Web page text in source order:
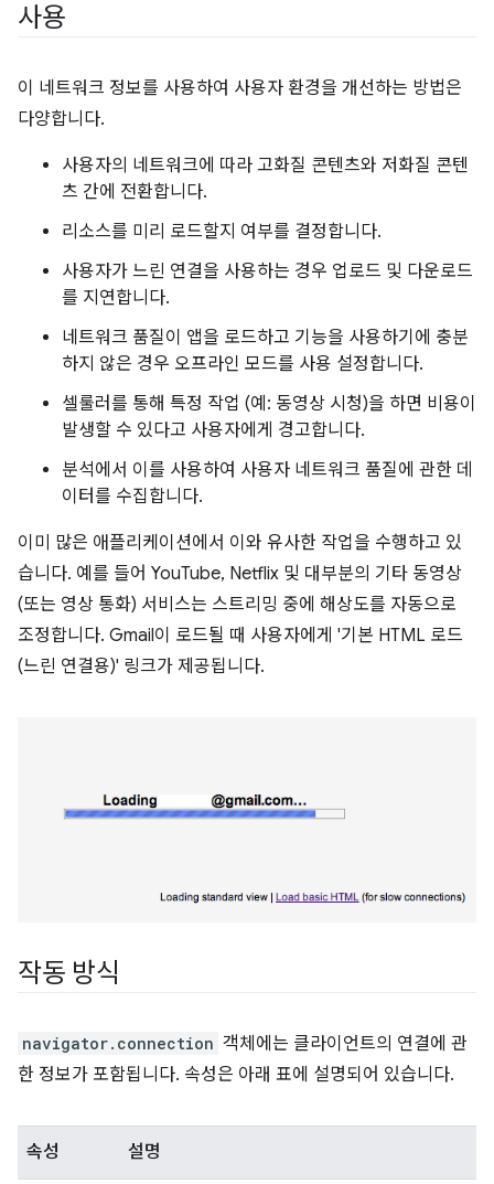
사용
이 네트워크 정보를 사용하여 사용자 환경을 개선하는 방법은
다양합니다.
사용자의 네트워크에 따라 고화질 콘텐츠와 저화질 콘텐
츠 간에 전환합니다.
리소스를 미리 로드할지 여부를 결정합니다.
사용자가 느린 연결을 사용하는 경우 업로드 및 다운로드
를 지연합니다.
네트워크 품질이 앱을 로드하고 기능을 사용하기에 충분
하지 않은 경우 오프라인 모드를 사용 설정합니다.
셀룰러를 통해 특정 작업 (예: 동영상 시청)을 하면 비용이
발생할 수 있다고 사용자에게 경고합니다.
분석에서 이를 사용하여 사용자 네트워크 품질에 관한 데
이터를 수집합니다.
이미 많은 애플리케이션에서 이와 유사한 작업을 수행하고 있
습니다. 예를 들어 YouTube, Netflix 및 대부분의 기타 동영상
(또는 영상 통화) 서비스는 스트리밍 중에 해상도를 자동으로
조정합니다. Gmail이 로드될 때 사용자에게 '기본 HTML 로드
(느린 연결용)' 링크가 제공됩니다.
작동 방식
navigator.connection 객체에는 클라이언트의 연결에 관
한 정보가 포함됩니다. 속성은 아래 표에 설명되어 있습니다.
속성 설명